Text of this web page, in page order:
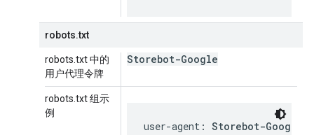
robots.txt
robots.txt 中的
用户代理令牌
Storebot-Google
robots.txt 组示
例
user-agent: Storebot-Google